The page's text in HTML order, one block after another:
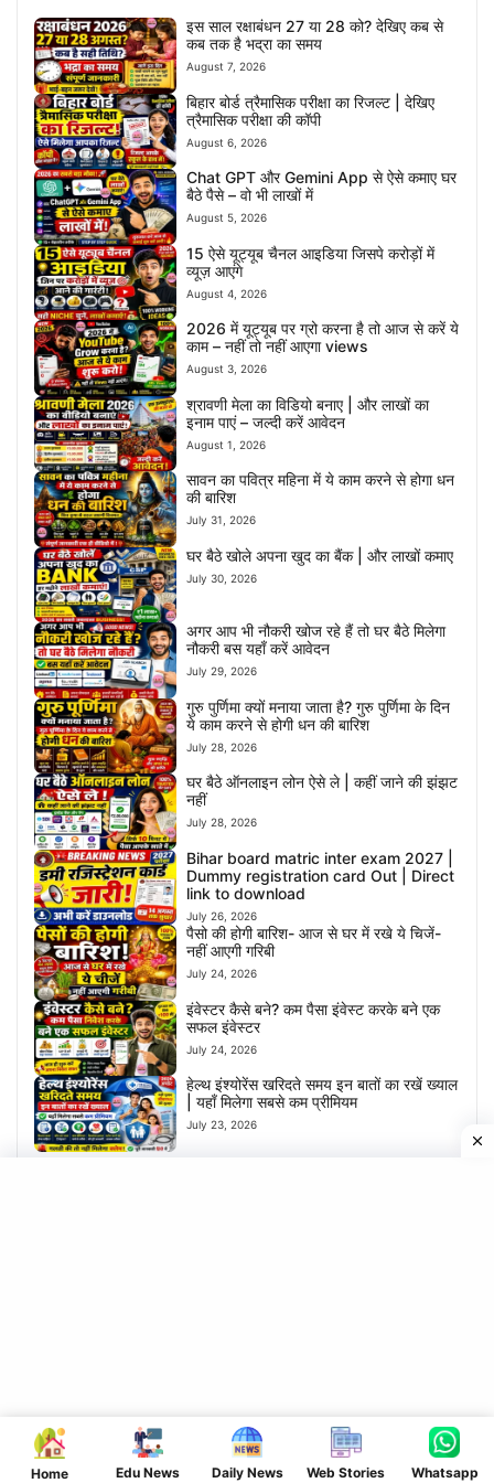
Home Edu News Daily News Web Stories Whatsapp
इस साल रक्षाबंधन 27 या 28 को? देखिए कब से
कब तक है भद्रा का समय
August 7, 2026
बिहार बोर्ड त्रैमासिक परीक्षा का रिजल्ट | देखिए
त्रैमासिक परीक्षा की कॉपी
August 6, 2026
Chat GPT और Gemini App से ऐसे कमाए घर
बैठे पैसे – वो भी लाखों में
August 5, 2026
15 ऐसे यूट्यूब चैनल आइडिया जिसपे करोड़ों में
व्यूज़ आएंगे
August 4, 2026
2026 में यूट्यूब पर ग्रो करना है तो आज से करें ये
काम – नहीं तो नहीं आएगा views
August 3, 2026
श्रावणी मेला का विडियो बनाए | और लाखों का
इनाम पाएं – जल्दी करें आवेदन
August 1, 2026
सावन का पवित्र महिना में ये काम करने से होगा धन
की बारिश
July 31, 2026
घर बैठे खोले अपना खुद का बैंक | और लाखों कमाए
July 30, 2026
अगर आप भी नौकरी खोज रहे हैं तो घर बैठे मिलेगा
नौकरी बस यहाँ करें आवेदन
July 29, 2026
गुरु पुर्णिमा क्यों मनाया जाता है? गुरु पुर्णिमा के दिन
ये काम करने से होगी धन की बारिश
July 28, 2026
घर बैठे ऑनलाइन लोन ऐसे ले | कहीं जाने की झंझट
नहीं
July 28, 2026
Bihar board matric inter exam 2027 |
Dummy registration card Out | Direct
link to download
July 26, 2026
पैसो की होगी बारिश- आज से घर में रखे ये चिजें-
नहीं आएगी गरिबी
July 24, 2026
इंवेस्टर कैसे बने? कम पैसा इंवेस्ट करके बने एक
सफल इंवेस्टर
July 24, 2026
हेल्थ इंश्योरेंस खरिदते समय इन बातों का रखें ख्याल
| यहाँ मिलेगा सबसे कम प्रीमियम
July 23, 2026
Price Update
Religious News